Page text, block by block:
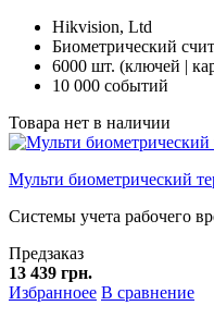
Hikvision, Ltd
Биометрический
6000 шт. (ключей |
10 000 событий
Товара нет в наличии
Мульти биометрический
Системы учета рабочего
Предзаказ
13 439 грн.
Избранноее В сравнение